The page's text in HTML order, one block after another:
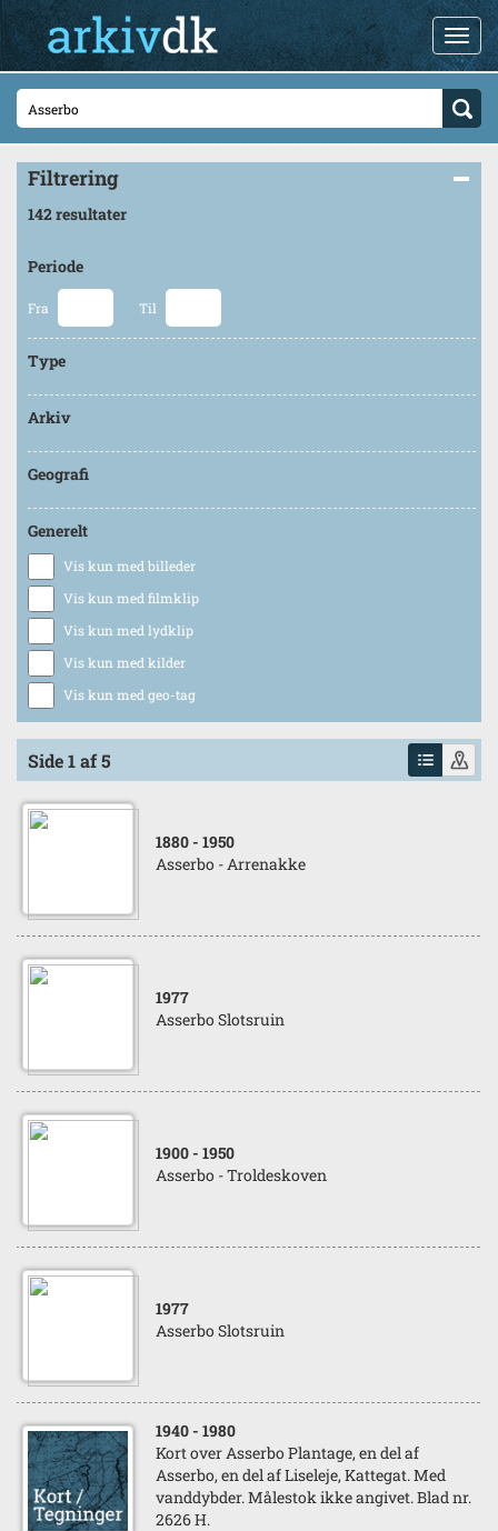
Filtrering
142 resultater
Periode
Fra Til
Type
Arkiv
Geografi
Generelt
Vis kun med billeder
Vis kun med filmklip
Vis kun med lydklip
Vis kun med kilder
Vis kun med geo-tag
Side 1 af 5
1880 - 1950
Asserbo - Arrenakke
1977
Asserbo Slotsruin
1900 - 1950
Asserbo - Troldeskoven
1977
Asserbo Slotsruin
1940 - 1980
Kort over Asserbo Plantage, en del af
Asserbo, en del af Liseleje, Kattegat. Med
vanddybder. Målestok ikke angivet. Blad nr.
2626 H.